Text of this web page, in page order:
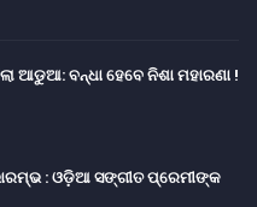
ଆଡୁଆ: ବନ୍ଧା ହେବେ ନିଶା ମହାରଣା !
: ଓଡ଼ିଆ ସଙ୍ଗୀତ ପ୍ରେମୀଙ୍କ